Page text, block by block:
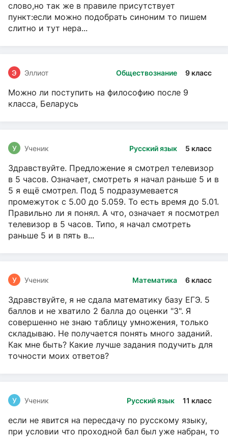
слово,но так же в правиле присутствует
пункт:если можно подобрать синоним то пишем
слитно и тут нера...
Обществознание 9 класс
Э Эллиот
Можно ли поступить на философию после 9
класса, Беларусь
Русский язык 5 класс
У Ученик
Здравствуйте. Предложение я смотрел телевизор
в 5 часов. Означает, смотреть я начал раньше 5 и в
5 я ещё смотрел. Под 5 подразумевается
промежуток с 5.00 до 5.059. То есть время до 5.01.
Правильно ли я понял. А что, означает я посмотрел
телевизор в 5 часов. Типо, я начал смотреть
раньше 5 и в пять в...
Математика 6 класс
У Ученик
Здравствуйте, я не сдала математику базу ЕГЭ. 5
баллов и не хватило 2 балла до оценки "3". Я
совершенно не знаю таблицу умножения, только
складываю. Не получается понять много заданий.
Как мне быть? Какие лучше задания подучить для
точности моих ответов?
Русский язык 11 класс
У Ученик
если не явится на пересдачу по русскому языку,
при условии что проходной бал был уже набран, то